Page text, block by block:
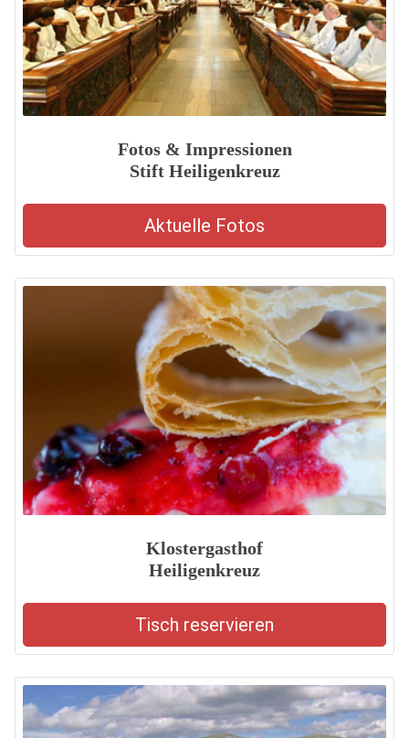
Fotos & Impressionen
Stift Heiligenkreuz
Aktuelle Fotos
Klostergasthof
Heiligenkreuz
Tisch reservieren